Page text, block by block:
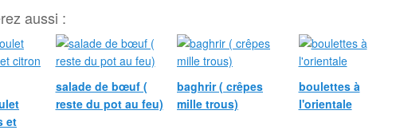
aussi :
et
salade de bœuf (
reste du pot au feu)
baghrir ( crêpes
mille trous)
boulettes à
l'orientale